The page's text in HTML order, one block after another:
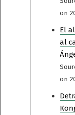
on
El
al
on